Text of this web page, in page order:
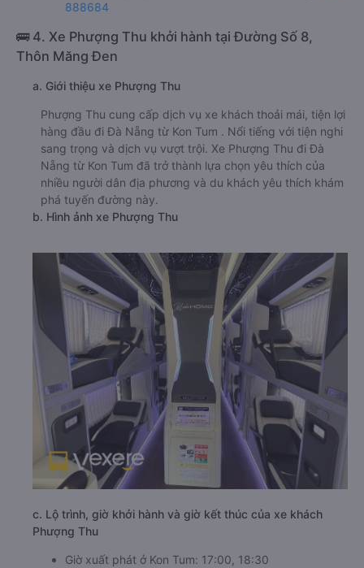
888684
🚌 4. Xe Phượng Thu khởi hành tại Đường Số 8,
Thôn Măng Đen
a. Giới thiệu xe Phượng Thu
Phượng Thu cung cấp dịch vụ xe khách thoải mái, tiện lợi
hàng đầu đi Đà Nẵng từ Kon Tum . Nổi tiếng với tiện nghi
sang trọng và dịch vụ vượt trội. Xe Phượng Thu đi Đà
Nẵng từ Kon Tum đã trở thành lựa chọn yêu thích của
nhiều người dân địa phương và du khách yêu thích khám
phá tuyến đường này.
b. Hình ảnh xe Phượng Thu
c. Lộ trình, giờ khởi hành và giờ kết thúc của xe khách
Phượng Thu
Giờ xuất phát ở Kon Tum: 17:00, 18:30